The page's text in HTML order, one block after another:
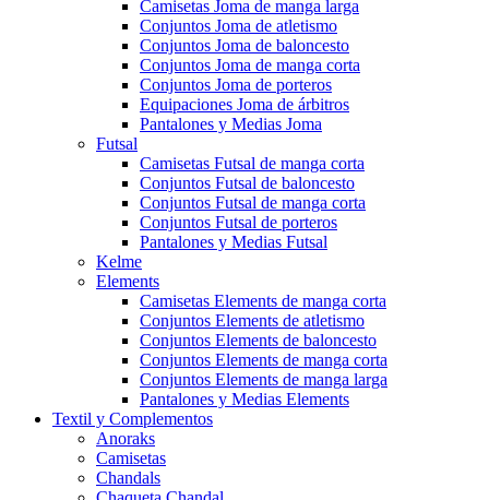
Camisetas Joma de manga larga
Conjuntos Joma de atletismo
Conjuntos Joma de baloncesto
Conjuntos Joma de manga corta
Conjuntos Joma de porteros
Equipaciones Joma de árbitros
Pantalones y Medias Joma
Futsal
Camisetas Futsal de manga corta
Conjuntos Futsal de baloncesto
Conjuntos Futsal de manga corta
Conjuntos Futsal de porteros
Pantalones y Medias Futsal
Kelme
Elements
Camisetas Elements de manga corta
Conjuntos Elements de atletismo
Conjuntos Elements de baloncesto
Conjuntos Elements de manga corta
Conjuntos Elements de manga larga
Pantalones y Medias Elements
Textil y Complementos
Anoraks
Camisetas
Chandals